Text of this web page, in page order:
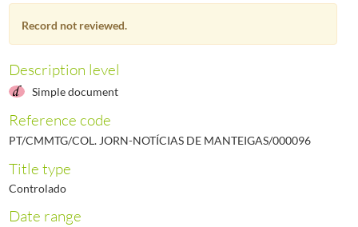
000098Notícias de Manteigas - Ano VIII N.º 98, 1986 - Maio1986-05/1986-05
000099 Notícias de Manteigas - Ano VIII N.º 99, 1986 - Junho
000100Notícias de Manteigas - Ano VIII N.º 100, 1986 - Julho1986-07/1986-07
000101
Notícias de Manteigas - Ano VIII N.º 101, 1986 - Agosto
000461Notícias de Manteigas - Ano XXXVII, N.º 461, 2017-05-31
Record not reviewed.
Description level
Simple document
Reference code
PT/CMMTG/COL. JORN-NOTÍCIAS DE MANTEIGAS/000096
Title type
Controlado
Date range